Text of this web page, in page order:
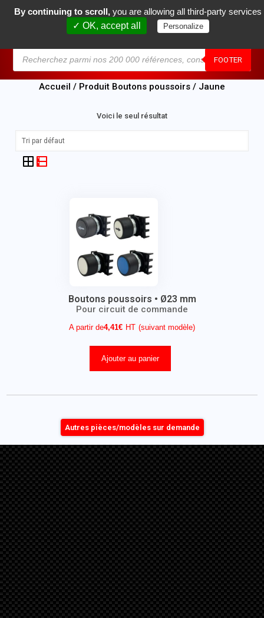
FOOTER
0
Accueil / Produit Boutons poussoirs / Jaune
Voici le seul résultat
Boutons poussoirs • Ø23 mm
Pour circuit de commande
A partir de4,41€ (suivant modèle)
Ajouter au panier
Autres pièces/modèles sur demande
By continuing to scroll, you are allowing all third-party services
✓ OK, accept all
Personalize